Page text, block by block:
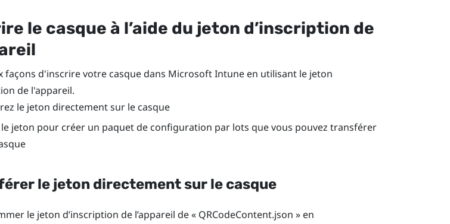
le casque à l’aide du jeton d’inscription de
façons d'inscrire votre casque dans Microsoft Intuneen utilisant le jeton
de l'appareil.
le jeton directement sur le casque
jeton pour créer un paquet de configuration par lots que vous pouvez transférer
le jeton directement sur le casque
le jeton d’inscription de l’appareil de « QRCodeContent.json » en